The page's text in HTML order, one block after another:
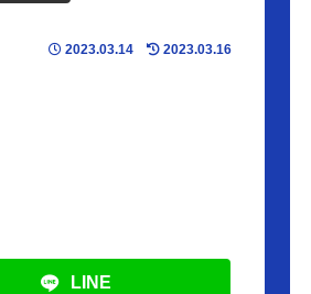
2023.03.14 2023.03.16
LINE